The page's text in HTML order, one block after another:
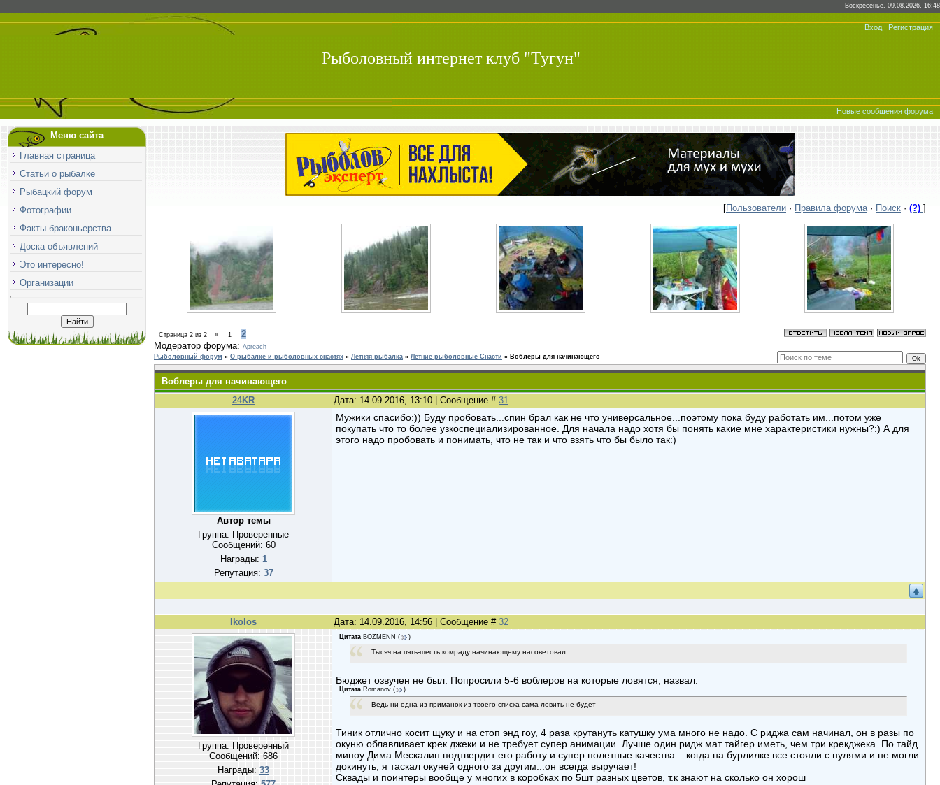
Воскресенье, 09.08.2026, 16:48
Вход | Регистрация
Рыболовный интернет клуб "Тугун"
Новые сообщения форума
Меню сайта
Главная страница
Статьи о рыбалке
Рыбацкий форум
Фотографии
Факты браконьерства
Доска объявлений
Это интересно!
Организации
[Пользователи · Правила форума· Поиск · (?) ]
Страница 2 из 2 « 1
2
Модератор форума: Apreach
Рыболовный форум » О рыбалке и рыболовных снастях » Летняя рыбалка » Летние рыболовные Снасти » Воблеры для начинающего
Воблеры для начинающего
24KR
Дата: 14.09.2016, 13:10 | Сообщение # 31
Автор темы
Группа: Проверенные
Сообщений: 60
Награды: 1
Репутация: 37
Мужики спасибо:)) Буду пробовать...спин брал как не что универсальное...поэтому пока буду работать им...потом уже
покупать что то более узкоспециализированное. Для начала надо хотя бы понять какие мне характеристики нужны?:) А для
этого надо пробовать и понимать, что не так и что взять что бы было так:)
Ikolos Дата: 14.09.2016, 14:56 | Сообщение # 32
Группа: Проверенный
Сообщений: 686
Награды: 33
Цитата BOZMENN ( )
Тысяч на пять-шесть комраду начинающему насоветовал
Бюджет озвучен не был. Попросили 5-6 воблеров на которые ловятся, назвал.
Цитата Romanov ( )
Ведь ни одна из приманок из твоего списка сама ловить не будет
Тиник отлично косит щуку и на стоп энд гоу, 4 раза крутануть катушку ума много не надо. С риджа сам начинал, он в разы по
окуню облавливает крек джеки и не требует супер анимации. Лучше один ридж мат тайгер иметь, чем три крекджека. По тайд
миноу Дима Мескалин подтвердит его работу и супер полетные качества ...когда на бурлилке все стояли с нулями и не могли
докинуть, я таскал окуней одного за другим...он всегда выручает!
Сквады и поинтеры вообще у многих в коробках по 5шт разных цветов, т.к знают на сколько он хорош